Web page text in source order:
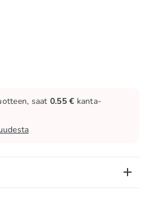
saat 0.55 € kanta-